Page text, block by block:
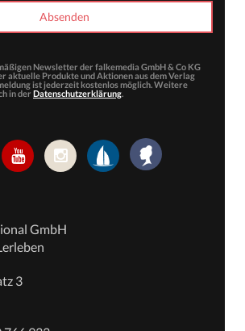
Newsletter der falkemedia GmbH & Co KG
aktuelle Produkte und Aktionen aus dem Verlag
ist jederzeit kostenlos möglich. Weitere
in der Datenschutzerklärung.
GmbH
3